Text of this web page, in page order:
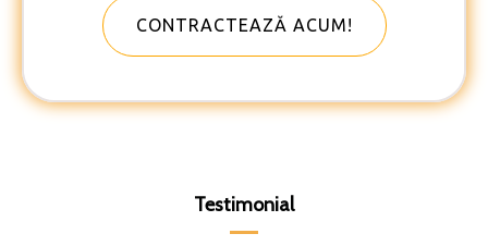
CONTRACTEAZĂ ACUM!
Testimonial